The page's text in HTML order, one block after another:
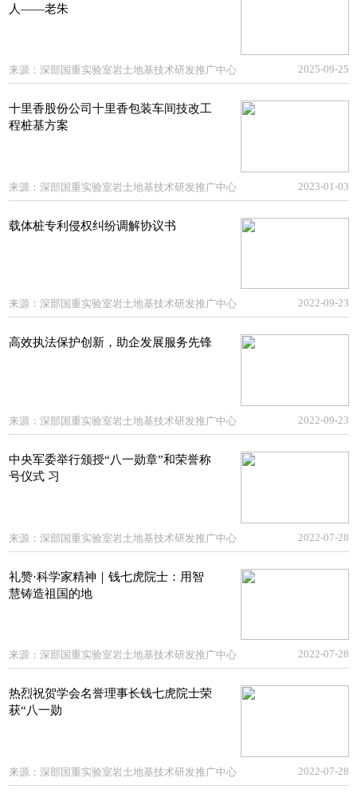
人——老朱
来源： 深部国重实验室岩土地基技术研发推广中心 2025-09-25
十里香股份公司十里香包装车间技改工
程桩基方案
来源： 深部国重实验室岩土地基技术研发推广中心 2023-01-03
载体桩专利侵权纠纷调解协议书
来源： 深部国重实验室岩土地基技术研发推广中心 2022-09-23
高效执法保护创新，助企发展服务先锋
来源： 深部国重实验室岩土地基技术研发推广中心 2022-09-23
中央军委举行颁授“八一勋章”和荣誉称
号仪式 习
来源： 深部国重实验室岩土地基技术研发推广中心 2022-07-28
礼赞·科学家精神｜钱七虎院士：用智
慧铸造祖国的地
来源： 深部国重实验室岩土地基技术研发推广中心 2022-07-28
热烈祝贺学会名誉理事长钱七虎院士荣
获“八一勋
来源： 深部国重实验室岩土地基技术研发推广中心 2022-07-28